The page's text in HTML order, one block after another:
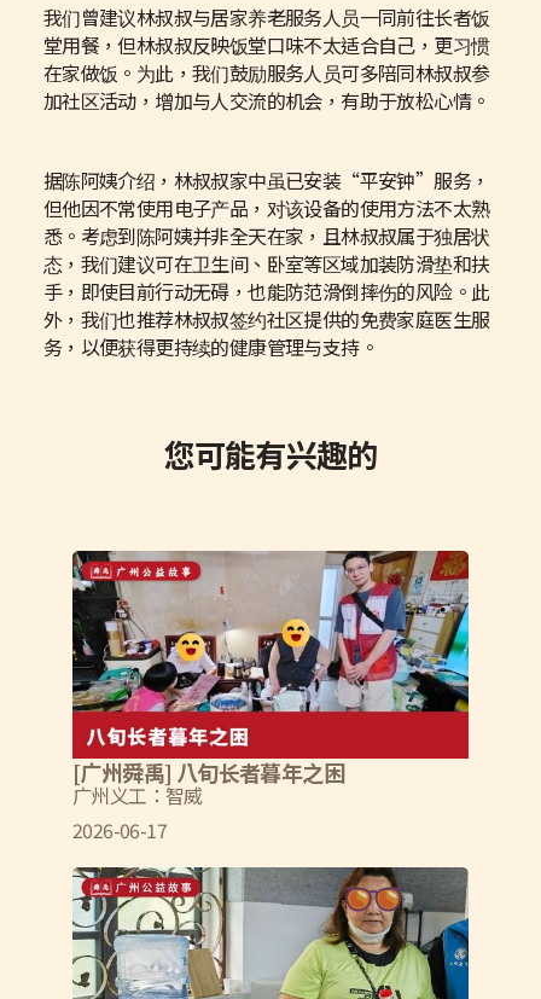
我们曾建议林叔叔与居家养老服务人员一同前往长者饭
堂用餐，但林叔叔反映饭堂口味不太适合自己，更习惯
在家做饭。为此，我们鼓励服务人员可多陪同林叔叔参
加社区活动，增加与人交流的机会，有助于放松心情。
据陈阿姨介绍，林叔叔家中虽已安装“平安钟”服务，
但他因不常使用电子产品，对该设备的使用方法不太熟
悉。考虑到陈阿姨并非全天在家，且林叔叔属于独居状
态，我们建议可在卫生间、卧室等区域加装防滑垫和扶
手，即使目前行动无碍，也能防范滑倒摔伤的风险。此
外，我们也推荐林叔叔签约社区提供的免费家庭医生服
务，以便获得更持续的健康管理与支持。
您可能有兴趣的
[广州舜禹] 八旬长者暮年之困
广州义工：智威
2026-06-17